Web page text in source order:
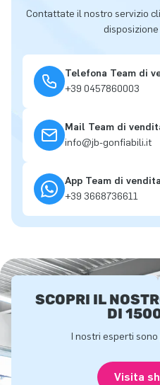
Contattate il nostro servizio
Telefona Team di
+39 0457860003
Mail Team di
info@jb-gonfiabili.it
App Team di vendita
+39 3668736611
SCOPRI IL
DI
I nostri esperti
Visita